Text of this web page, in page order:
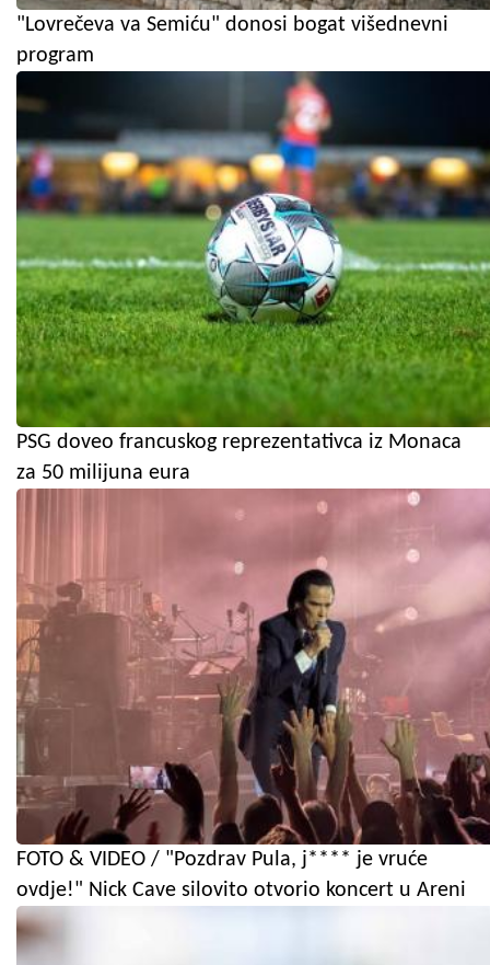
"Lovrečeva va Semiću" donosi bogat višednevni
program
PSG doveo francuskog reprezentativca iz Monaca
za 50 milijuna eura
FOTO & VIDEO / "Pozdrav Pula, j**** je vruće
ovdje!" Nick Cave silovito otvorio koncert u Areni